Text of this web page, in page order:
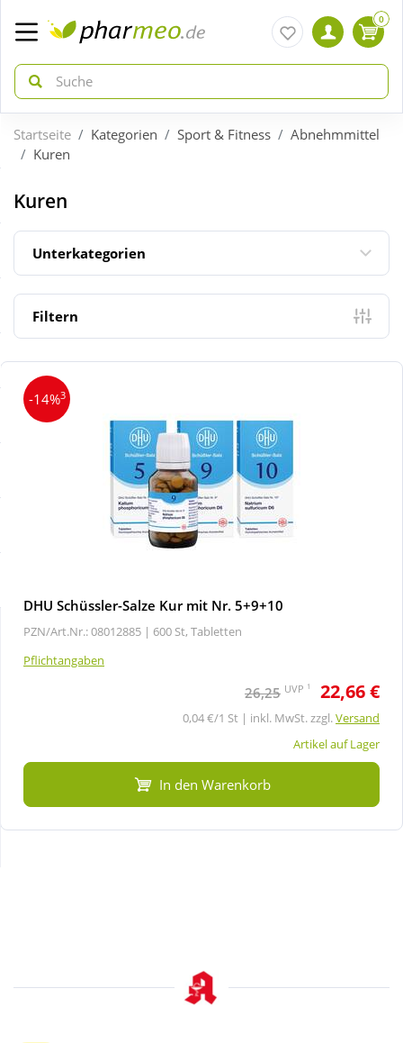
zurück
ÜBERSICHT AKTIONEN
Aktuelle Coupons
Neuheiten
Sale
zurück
ÜBERSICHT KATEGORIEN
Arzneimittel
Diabetes
Körperpflege & Kosmetik
Natur & Homöopathie
Tierbedarf
0
Startseite Kategorien Sport & Fitness
Abnehmmittel
Kuren
Kuren
Unterkategorien
Filtern
-14%3
DHU Schüssler-Salze Kur mit Nr. 5+9+10
PZN/Art.Nr.: 08012885 | 600 St, Tabletten
Pflichtangaben
26,25 UVP 1 22,66 €
0,04 €/1 St | inkl. MwSt. zzgl.Versand
Artikel auf Lager
In den Warenkorb